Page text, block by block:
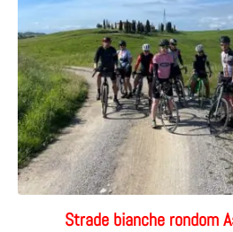
Strade bianche rondom